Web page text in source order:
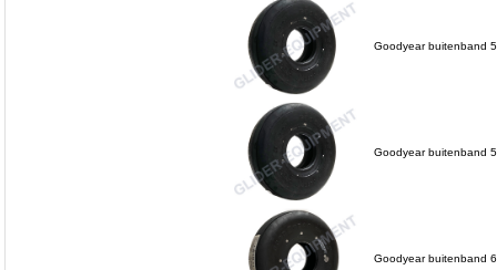
Goodyear buitenband
Goodyear buitenband
Goodyear buitenband